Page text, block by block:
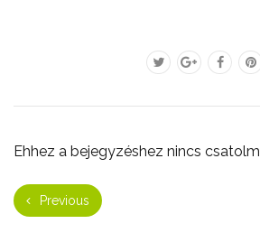
Ehhez a bejegyzéshez nincs
Previous